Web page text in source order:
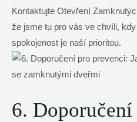
Kontaktujte Otevření
že jsme tu pro vás ve chvíli,
spokojenost je naší prioritou.
6.